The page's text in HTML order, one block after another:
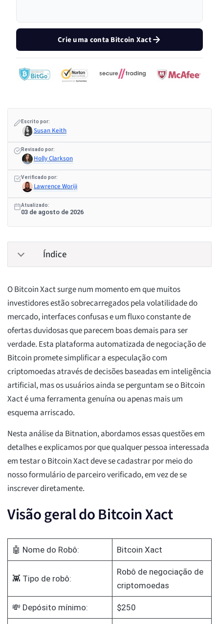
Crie uma conta Bitcoin Xact
Escrito por:
Susan Keith
Revisado por:
Holly Clarkson
Verificado por:
Lawrence Woriji
Atualizado:
03 de agosto de 2026
Índice
O Bitcoin Xact surge num momento em que muitos
investidores estão sobrecarregados pela volatilidade do
mercado, interfaces confusas e um fluxo constante de
ofertas duvidosas que parecem boas demais para ser
verdade. Esta plataforma automatizada de negociação de
Bitcoin promete simplificar a especulação com
criptomoedas através de decisões baseadas em inteligência
artificial, mas os usuários ainda se perguntam se o Bitcoin
Xact é uma ferramenta genuína ou apenas mais um
esquema arriscado.
Nesta análise da Bitnation, abordamos essas questões em
detalhes e explicamos por que qualquer pessoa interessada
em testar o Bitcoin Xact deve se cadastrar por meio do
nosso formulário de parceiro verificado, em vez de se
inscrever diretamente.
Visão geral do Bitcoin Xact
🤖 Nome do Robô: Bitcoin Xact
👾 Tipo de robô:
Robô de negociação de
criptomoedas
💸 Depósito mínimo: $250